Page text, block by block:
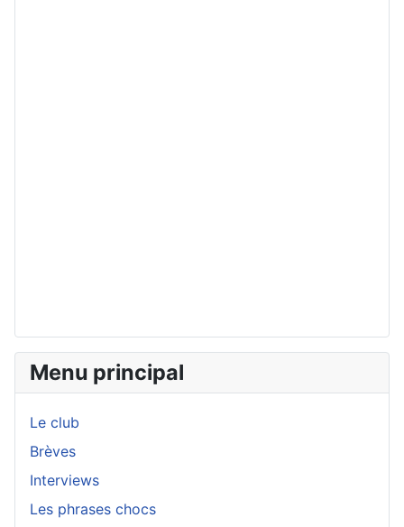
Menu principal
Le club
Brèves
Interviews
Les phrases chocs